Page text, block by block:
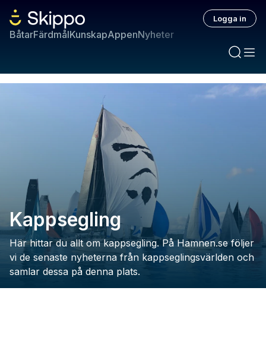
BåtarFärdmålKunskapAppenNyheter
Logga in
Kappsegling
Här hittar du allt om kappsegling. På Hamnen.se följer
vi de senaste nyheterna från kappseglingsvärlden och
samlar dessa på denna plats.